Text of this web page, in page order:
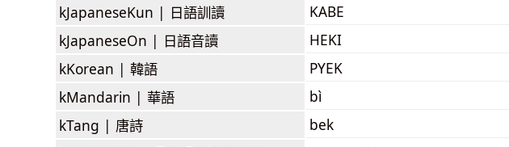
kJapaneseKun | 日語訓讀
KABE
kJapaneseOn | 日語音讀
HEKI
kKorean | 韓語
PYEK
kMandarin | 華語
bì
kTang | 唐詩
bek